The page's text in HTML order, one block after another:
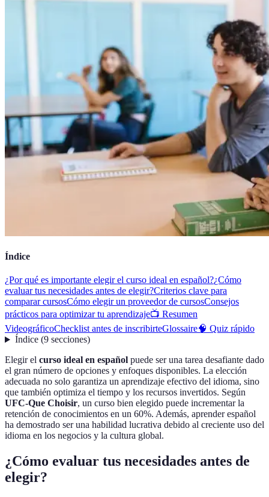
Índice
¿Por qué es importante elegir el curso ideal en español?¿Cómo
evaluar tus necesidades antes de elegir?Criterios clave para
comparar cursosCómo elegir un proveedor de cursosConsejos
prácticos para optimizar tu aprendizaje📺 Resumen
VideográficoChecklist antes de inscribirteGlossaire🧠 Quiz rápido
Índice(9 secciones)
Elegir el curso ideal en español puede ser una tarea desafiante dado
el gran número de opciones y enfoques disponibles. La elección
adecuada no solo garantiza un aprendizaje efectivo del idioma, sino
que también optimiza el tiempo y los recursos invertidos. Según
UFC-Que Choisir, un curso bien elegido puede incrementar la
retención de conocimientos en un 60%. Además, aprender español
ha demostrado ser una habilidad lucrativa debido al creciente uso del
idioma en los negocios y la cultura global.
¿Cómo evaluar tus necesidades antes de
elegir?